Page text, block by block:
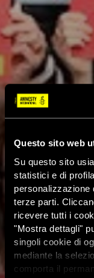
Questo sito web
Su questo sito
statistici e di
personalizzazione
terze parti.
ricevere tutti i
"Mostra dettagli"
singoli cookie di
mediante la
comporta il